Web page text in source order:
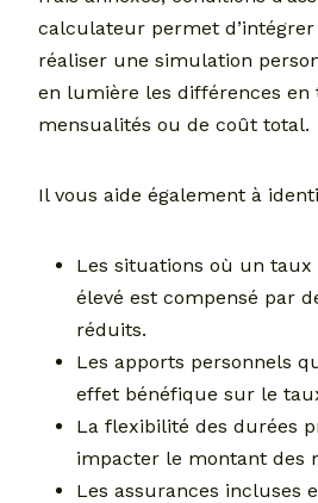
calculateur permet
réaliser une simulation
en lumière les différences en
mensualités ou de coût total.
Il vous aide également à
Les situations où un
élevé est compensé par
réduits.
Les apports personnels
effet bénéfique sur le
La flexibilité des durées
impacter le montant des
Les assurances incluses